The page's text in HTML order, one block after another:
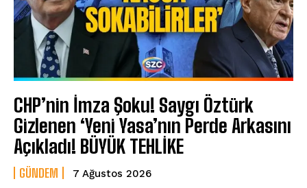
CHP’nin İmza Şoku! Saygı Öztürk
Gizlenen ‘Yeni Yasa’nın Perde Arkasını
Açıkladı! BÜYÜK TEHLİKE
GÜNDEM 7 Ağustos 2026